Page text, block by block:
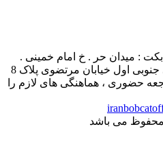
: میدان حر . خ امام خمینی .
خیابان کمالی . خیابان اسکندری جنوبی اول خیابان مرتضوی پلاک 8
حضوری ، هماهنگی های لازم را
محفوظ می باشد